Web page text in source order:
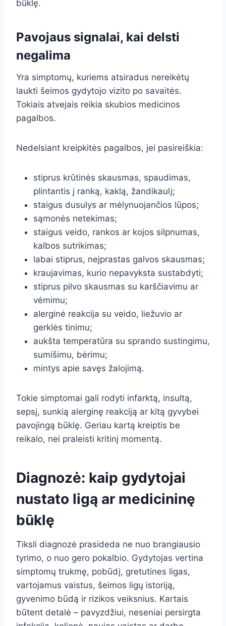
būklę.
Pavojaus signalai, kai delsti
negalima
Yra simptomų, kuriems atsiradus nereikėtų
laukti šeimos gydytojo vizito po savaitės.
Tokiais atvejais reikia skubios medicinos
pagalbos.
Nedelsiant kreipkitės pagalbos, jei pasireiškia:
stiprus krūtinės skausmas, spaudimas,
plintantis į ranką, kaklą, žandikaulį;
staigus dusulys ar mėlynuojančios lūpos;
sąmonės netekimas;
staigus veido, rankos ar kojos silpnumas,
kalbos sutrikimas;
labai stiprus, neįprastas galvos skausmas;
kraujavimas, kurio nepavyksta sustabdyti;
stiprus pilvo skausmas su karščiavimu ar
vėmimu;
alerginė reakcija su veido, liežuvio ar
gerklės tinimu;
aukšta temperatūra su sprando sustingimu,
sumišimu, bėrimu;
mintys apie savęs žalojimą.
Tokie simptomai gali rodyti infarktą, insultą,
sepsį, sunkią alerginę reakciją ar kitą gyvybei
pavojingą būklę. Geriau kartą kreiptis be
reikalo, nei praleisti kritinį momentą.
Diagnozė: kaip gydytojai
nustato ligą ar medicininę
būklę
Tiksli diagnozė prasideda ne nuo brangiausio
tyrimo, o nuo gero pokalbio. Gydytojas vertina
simptomų trukmę, pobūdį, gretutines ligas,
vartojamus vaistus, šeimos ligų istoriją,
gyvenimo būdą ir rizikos veiksnius. Kartais
būtent detalė – pavyzdžiui, neseniai persirgta